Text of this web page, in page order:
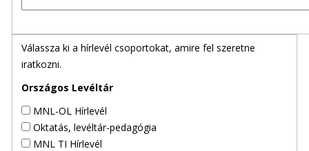
Válassza ki a hírlevél csoportokat, amire fel szeretne
iratkozni.
Országos Levéltár
MNL-OL Hírlevél
Oktatás, levéltár-pedagógia
MNL TI Hírlevél